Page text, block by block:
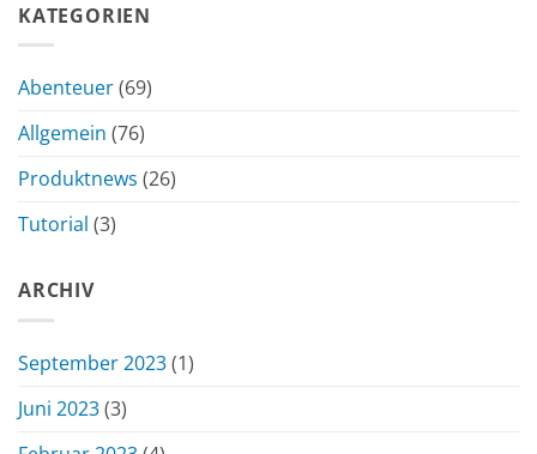
KATEGORIEN
Abenteuer(69)
Allgemein (76)
Produktnews (26)
Tutorial (3)
ARCHIV
September 2023(1)
Juni 2023(3)